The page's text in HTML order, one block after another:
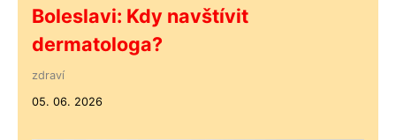
Boleslavi: Kdy navštívit
dermatologa?
zdraví
05. 06. 2026